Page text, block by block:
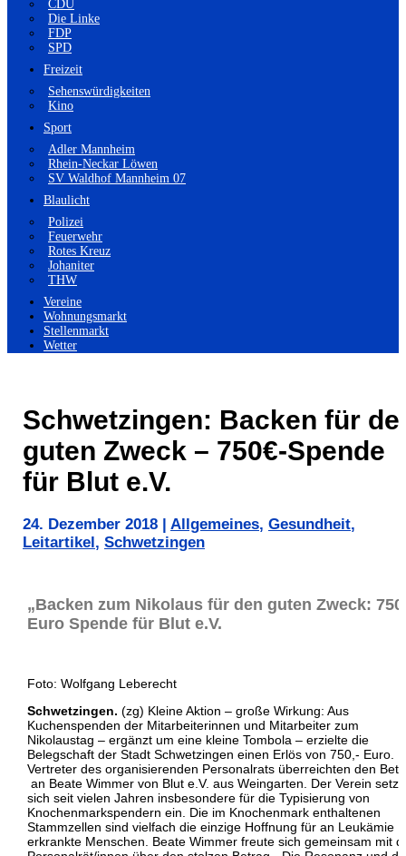
CDU
Die Linke
FDP
SPD
Freizeit
Sehenswürdigkeiten
Kino
Sport
Adler Mannheim
Rhein-Neckar Löwen
SV Waldhof Mannheim 07
Blaulicht
Polizei
Feuerwehr
Rotes Kreuz
Johaniter
THW
Vereine
Wohnungsmarkt
Stellenmarkt
Wetter
Schwetzingen: Backen für
guten Zweck – 750€-Spende
für Blut e.V.
24. Dezember 2018 Allgemeines, Gesundheit,
Leitartikel , Schwetzingen
„Backen zum Nikolaus für den guten Zweck:
Euro Spende für Blut e.V.
Foto: Wolfgang Leberecht
Schwetzingen. (zg) Kleine Aktion – große Wirkung: Aus
Kuchenspenden der Mitarbeiterinnen und Mitarbeiter zum
Nikolaustag – ergänzt um eine kleine Tombola – erzielte die
Belegschaft der Stadt Schwetzingen einen Erlös von 750,- Euro.
Vertreter des organisierenden Personalrats überreichten den
an Beate Wimmer von Blut e.V. aus Weingarten. Der Verein setzt
sich seit vielen Jahren insbesondere für die Typisierung von
Knochenmarkspendern ein. Die im Knochenmark enthaltenen
Stammzellen sind vielfach die einzige Hoffnung für an Leukämie
erkrankte Menschen. Beate Wimmer freute sich gemeinsam mit